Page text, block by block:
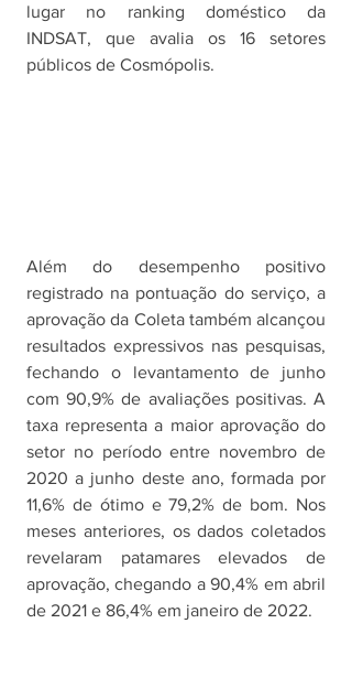
lugar no ranking doméstico da
INDSAT, que avalia os 16 setores
públicos de Cosmópolis.
Além do desempenho positivo
registrado na pontuação do serviço, a
aprovação da Coleta também alcançou
resultados expressivos nas pesquisas,
fechando o levantamento de junho
com 90,9% de avaliações positivas. A
taxa representa a maior aprovação do
setor no período entre novembro de
2020 a junho deste ano, formada por
11,6% de ótimo e 79,2% de bom. Nos
meses anteriores, os dados coletados
revelaram patamares elevados de
aprovação, chegando a 90,4% em abril
de 2021 e 86,4% em janeiro de 2022.